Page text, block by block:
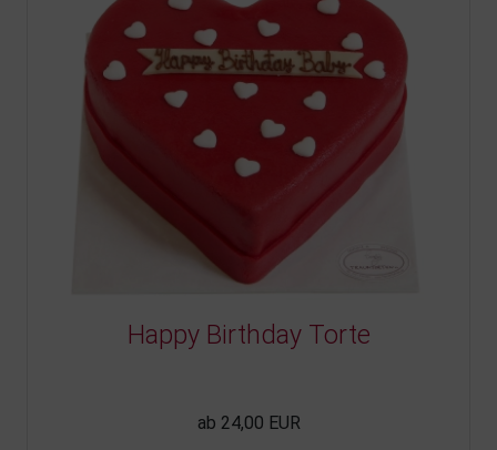
Happy Birthday Torte
ab 24,00 EUR